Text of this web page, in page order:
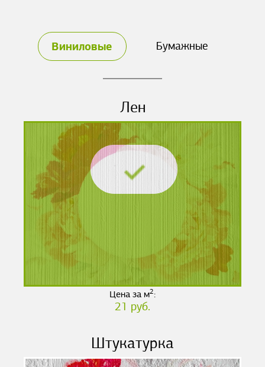
Виниловые Бумажные
Лен
Цена за м2:
21 руб.
Штукатурка